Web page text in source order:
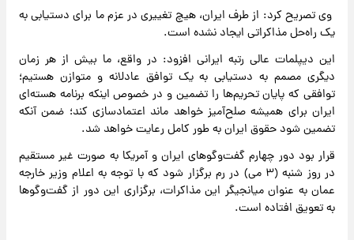
وی تصریح کرد: از طرف ایران، هیچ تغییری در عزم ما برای دستیابی به
یک راه‌حل مذاکراتی ایجاد نشده است.
این دیپلمات عالی رتبه ایرانی افزود: در واقع، ما بیش از هر زمان
دیگری مصمم به دستیابی به یک توافق عادلانه و متوازن هستیم؛
توافقی که پایان تحریم‌ها را تضمین و در خصوص اینکه برنامه هسته‌ای
ایران برای همیشه صلح‌آمیز خواهد ماند اعتمادسازی کند؛ ضمن آنکه
تضمین شود حقوق ایران به طور کامل رعایت خواهد شد.
قرار بود دور چهارم گفت‌وگوهای ایران و آمریکا به صورت غیر مستقیم
در روز شنبه (۳ می) در رم برگزار شود که با توجه به اعلام وزیر خارجه
عمان به عنوان میانجیگر این مذاکرات، برگزاری این دور از گفت‌وگوها
به تعویق افتاده است.